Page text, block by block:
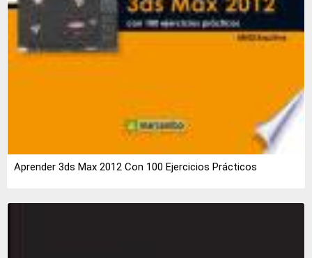
Aprender 3ds Max 2012 Con 100 Ejercicios Prácticos